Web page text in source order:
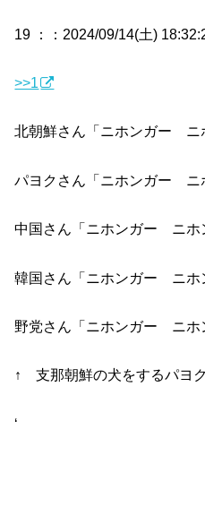
19 ： ：2024/09/14(土)
>>1
北朝鮮さん「ニホンガー ニ
パヨクさん「ニホンガー ニ
中国さん「ニホンガー ニホ
韓国さん「ニホンガー ニホ
野党さん「ニホンガー ニホ
↑ 支那朝鮮の犬をするパヨ
‘